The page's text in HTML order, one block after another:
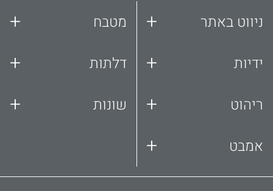
ניווט באתר +
ידיות +
ריהוט +
אמבט +
מטבח +
דלתות +
שונות +